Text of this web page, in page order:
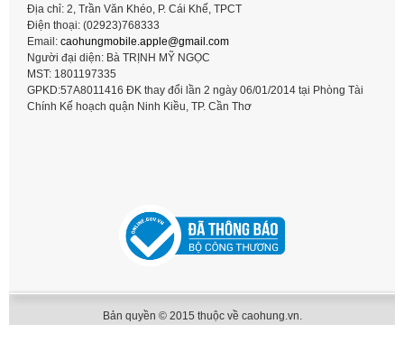
Địa chỉ: 2, Trần Văn Khéo, P. Cái Khế, TPCT
Điện thoại: (02923)768333
Email: caohungmobile. apple@gmail.com
Người đại diện: Bà TRỊNH MỸ NGỌC
MST: 1801197335
GPKD:57A8011416 ĐK thay đổi lần 2 ngày 06/01/2014 tại Phòng Tài
Chính Kế hoạch quận Ninh Kiều, TP. Cần Thơ
Bản quyền © 2015 thuộc về caohung.vn.